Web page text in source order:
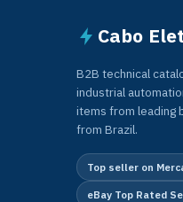
Cabo
B2B technical
industrial
items from leading
from Brazil.
Top seller on
eBay Top Rated